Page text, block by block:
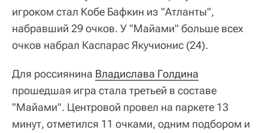
игроком стал Кобе Бафкин из "Атланты",
набравший 29 очков. У "Майами" больше всех
очков набрал Каспарас Якучионис (24).
Для россиянина Владислава Голдина
прошедшая игра стала третьей в составе
"Майами". Центровой провел на паркете 13
минут, отметился 11 очками, одним подбором и